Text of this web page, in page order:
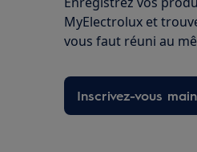
MyElectrolux et
vous faut réuni au
Inscrivez-vous